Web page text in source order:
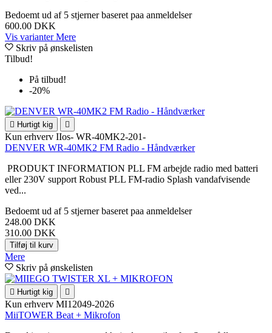
Bedoemt ud af 5 stjerner baseret paa anmeldelser
600.00 DKK
Vis varianterMere
Skriv på ønskelisten
Tilbud!
På tilbud!
-20%
 Hurtigt kig 
Kun erhverv IIos- WR-40MK2-201-
DENVER WR-40MK2 FM Radio - Håndværker
PRODUKT INFORMATION PLL FM arbejde radio med batteri
eller 230V support Robust PLL FM-radio Splash vandafvisende
ved...
Bedoemt ud af 5 stjerner baseret paa anmeldelser
248.00 DKK
310.00 DKK
Tilføj til kurv
Mere
Skriv på ønskelisten
 Hurtigt kig 
Kun erhverv MI12049-2026
MiiTOWER Beat + Mikrofon